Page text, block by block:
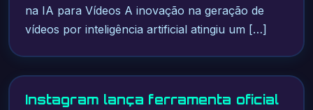
na IA para Vídeos A inovação na geração de
vídeos por inteligência artificial atingiu um […]
Instagram lança ferramenta oficial